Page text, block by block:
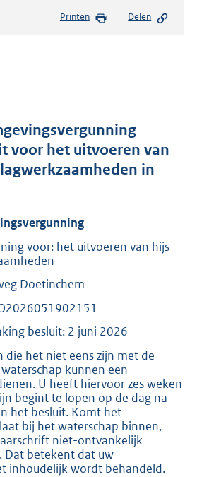
s
r
o
t
2
0
b
Printen Delen
voor het uitvoeren van
in
voor: het uitvoeren van hijs-
Doetinchem
besluit: 2 juni 2026
die het niet eens zijn met de
kunnen een
U heeft hiervoor zes weken
begint te lopen op de dag na
het besluit. Komt het
bij het waterschap binnen,
niet-ontvankelijk
Dat betekent dat uw
inhoudelijk wordt behandeld.